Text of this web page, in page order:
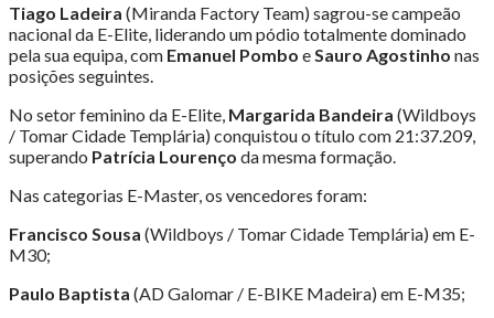
Tiago Ladeira (Miranda Factory Team) sagrou-se campeão
nacional da E-Elite, liderando um pódio totalmente dominado
pela sua equipa, com Emanuel Pombo e Sauro Agostinho nas
posições seguintes.
No setor feminino da E-Elite, Margarida Bandeira (Wildboys
/ Tomar Cidade Templária) conquistou o título com 21:37.209,
superando Patrícia Lourenço da mesma formação.
Nas categorias E-Master, os vencedores foram:
Francisco Sousa (Wildboys / Tomar Cidade Templária) em E-
M30;
Paulo Baptista (AD Galomar / E-BIKE Madeira) em E-M35;